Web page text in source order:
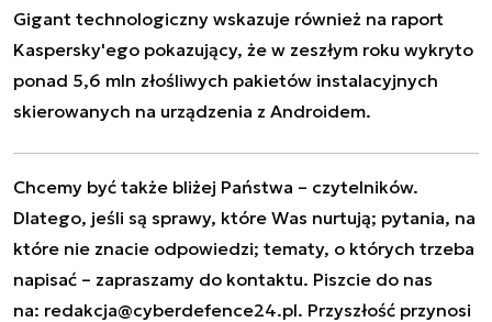
Gigant technologiczny wskazuje również na raport
Kaspersky'ego pokazujący, że w zeszłym roku wykryto
ponad 5,6 mln złośliwych pakietów instalacyjnych
skierowanych na urządzenia z Androidem.
Chcemy być także bliżej Państwa – czytelników.
Dlatego, jeśli są sprawy, które Was nurtują; pytania, na
które nie znacie odpowiedzi; tematy, o których trzeba
napisać – zapraszamy do kontaktu. Piszcie do nas
na: redakcja@cyberdefence24.pl. Przyszłość przynosi